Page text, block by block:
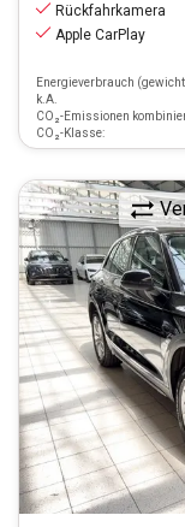
Rückfahrkamera
Apple CarPlay
Energieverbrauch
k.A.
CO₂-Emissionen
CO₂-Klasse: